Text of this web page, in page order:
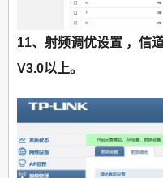
11、射频调优设置 ，信
V3.0以上。